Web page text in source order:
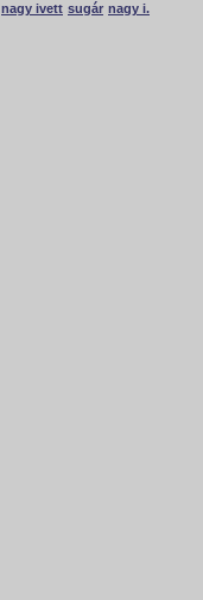
nagy ivett sugár nagy i.